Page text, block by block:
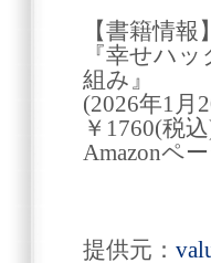
【書籍情
『幸せハ
組み』
(2026年1月
￥1760(税
Amazonペ
提供元：